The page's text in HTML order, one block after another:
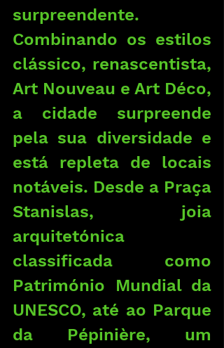
surpreendente.
Combinando os estilos
clássico, renascentista,
Art Nouveau e Art Déco,
a cidade surpreende
pela sua diversidade e
está repleta de locais
notáveis. Desde a Praça
Stanislas, joia
arquitetónica
classificada como
Património Mundial da
UNESCO, até ao Parque
da Pépinière, um